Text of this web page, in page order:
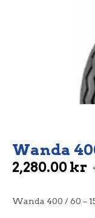
Wanda
2,280.00kr
Wanda 400 / 60 –